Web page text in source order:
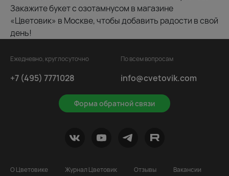
Закажите букет с озотамнусом в магазине
«Цветовик» в Москве, чтобы добавить радости в свой
день!
Ежедневно, круглосуточно
+7 (495) 7771028
Форма обратной связи
По всем вопросам
info@cvetovik.com
О Цветовике Журнал Цветовик Отзывы
Вакансии